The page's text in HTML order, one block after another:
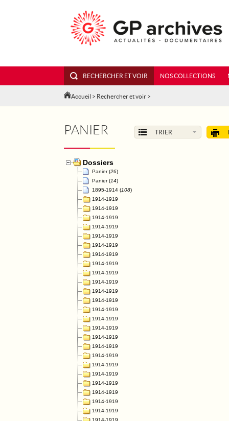
RECHERCHER ET VOIR NOS COLLECTIONS
Accueil > Rechercher et voir >
PANIER TRIER